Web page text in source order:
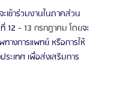
เข้าร่วมงานในภาคส่วน
12 ~ 13 กรกฎาคม โดยจะ
างการแพทย์ หรือการให้
ะเทศ เพื่อส่งเสริมการ